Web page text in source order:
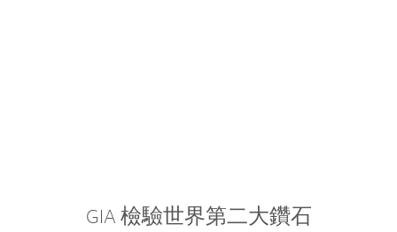
GIA 檢驗世界第二大鑽石